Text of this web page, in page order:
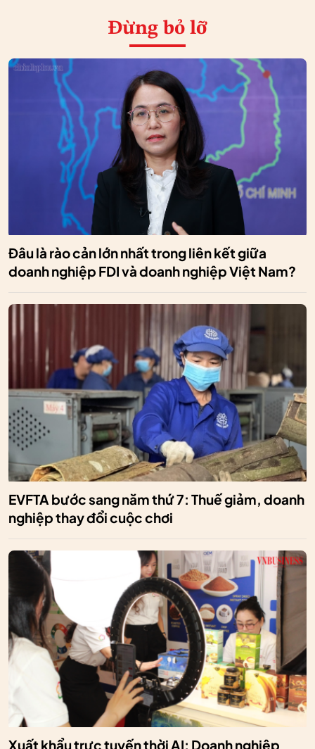
Đừng bỏ lỡ
Đâu là rào cản lớn nhất trong liên kết giữa
doanh nghiệp FDI và doanh nghiệp Việt Nam?
EVFTA bước sang năm thứ 7: Thuế giảm, doanh
nghiệp thay đổi cuộc chơi
Xuất khẩu trực tuyến thời AI: Doanh nghiệp